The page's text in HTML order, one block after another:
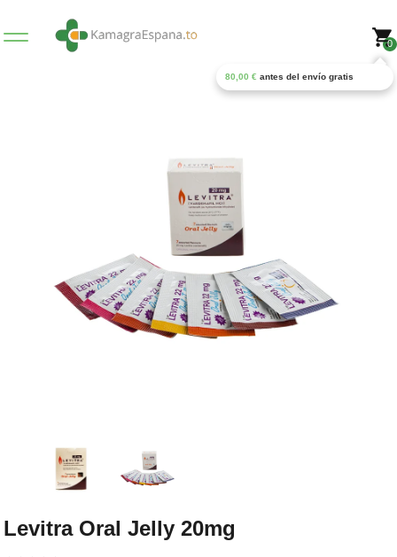
0
80,00 € antes del envío gratis
Levitra Oral Jelly 20mg